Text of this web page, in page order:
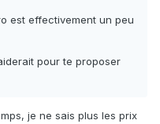
est effectivement un peu
pour te proposer
je ne sais plus les prix